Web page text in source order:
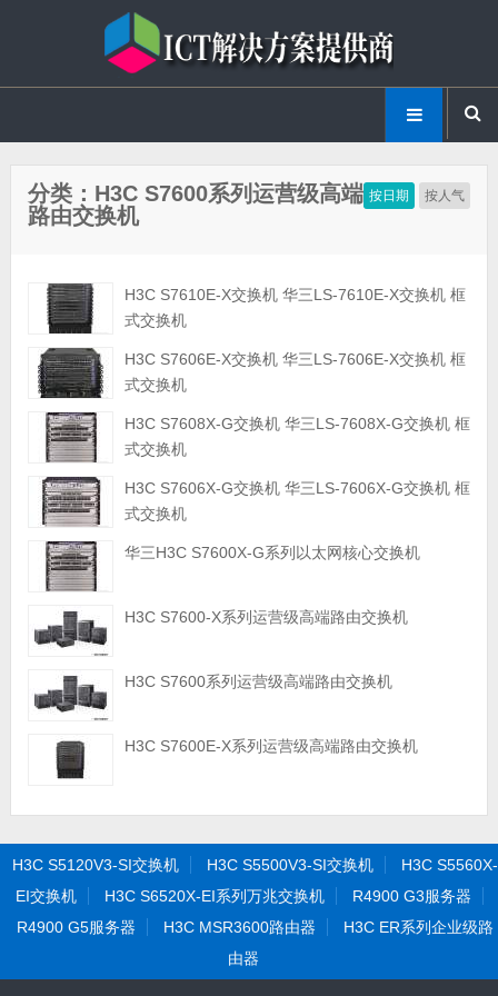
按日期 按人气
分类：H3C S7600系列运营级高端
路由交换机
H3C S7610E-X交换机 华三LS-7610E-X交换机 框
式交换机
H3C S7606E-X交换机 华三LS-7606E-X交换机 框
式交换机
H3C S7608X-G交换机 华三LS-7608X-G交换机 框
式交换机
H3C S7606X-G交换机 华三LS-7606X-G交换机 框
式交换机
华三H3C S7600X-G系列以太网核心交换机
H3C S7600-X系列运营级高端路由交换机
H3C S7600系列运营级高端路由交换机
H3C S7600E-X系列运营级高端路由交换机
H3C S5120V3-SI交换机 H3C S5500V3-SI交换机
H3C S5560X-
EI交换机
H3C S6520X-EI系列万兆交换机
R4900 G3服务器
R4900 G5服务器
H3C MSR3600路由器
H3C ER系列企业级路
由器